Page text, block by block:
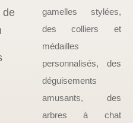
de
gamelles stylées,
des colliers et
médailles
personnalisés, des
déguisements
amusants, des
arbres à chat